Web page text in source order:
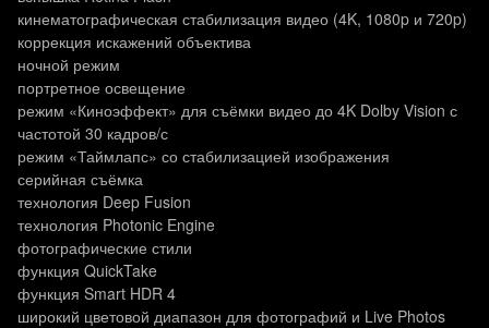
кинематографическая стабилизация видео (4K, 1080p и 720p)
коррекция искажений объектива
ночной режим
портретное освещение
режим «Киноэффект» для съёмки видео до 4K Dolby Vision с
частотой 30 кадров/с
режим «Таймлапс» со стабилизацией изображения
серийная съёмка
технология Deep Fusion
технология Photonic Engine
фотографические стили
функция QuickTake
функция Smart HDR 4
широкий цветовой диапазон для фотографий и Live Photos